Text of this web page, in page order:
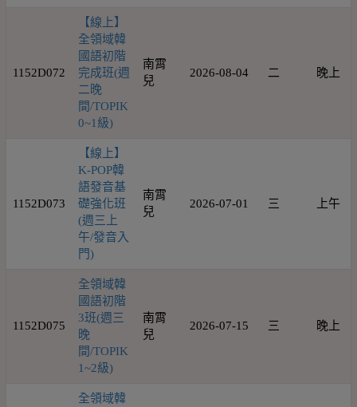
1152D072
【線上】
全領域韓
國語初階
完成班(週
二晚
間/TOPIK
0~1級)
南霄
兒
2026-08-04 二 晚上
1152D073
【線上】
K-POP韓
語發音基
礎強化班
(週三上
午/發音入
門)
南霄
兒
2026-07-01 三 上午
1152D075
全領域韓
國語初階
3班(週三
晚
間/TOPIK
1~2級)
南霄
兒
2026-07-15 三 晚上
全領域韓